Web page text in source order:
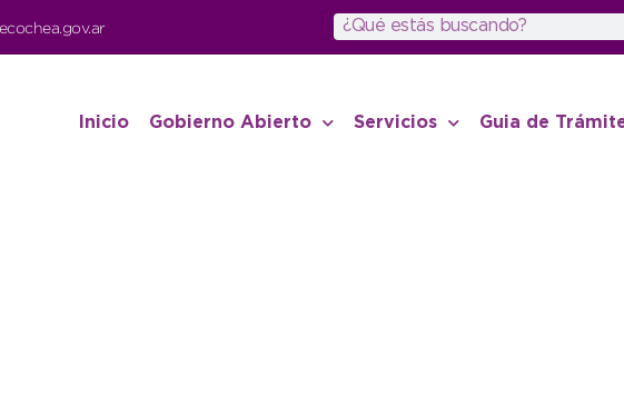
Inicio Gobierno Abierto Servicios Guia de